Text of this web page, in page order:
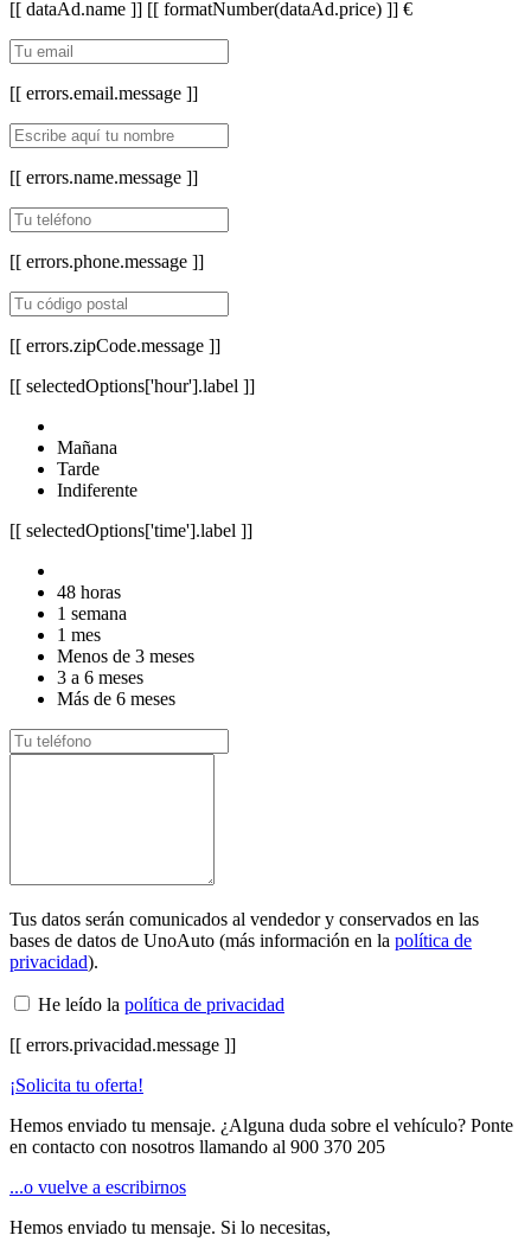
[[ dataAd.name ]] [[ formatNumber(dataAd.price) ]] €
[[ errors.email.message ]]
[[ errors.name.message ]]
[[ errors.phone.message ]]
[[ errors.zipCode.message ]]
[[ selectedOptions['hour'].label ]]
Mañana
Tarde
Indiferente
[[ selectedOptions['time'].label ]]
48 horas
1 semana
1 mes
Menos de 3 meses
3 a 6 meses
Más de 6 meses
Tus datos serán comunicados al vendedor y conservados en las
bases de datos de UnoAuto (más información en la política de
privacidad).
He leído la política de privacidad
[[ errors.privacidad.message ]]
¡Solicita tu oferta!
Hemos enviado tu mensaje. ¿Alguna duda sobre el vehículo? Ponte
en contacto con nosotros llamando al 900 370 205
...o vuelve a escribirnos
Hemos enviado tu mensaje. Si lo necesitas,